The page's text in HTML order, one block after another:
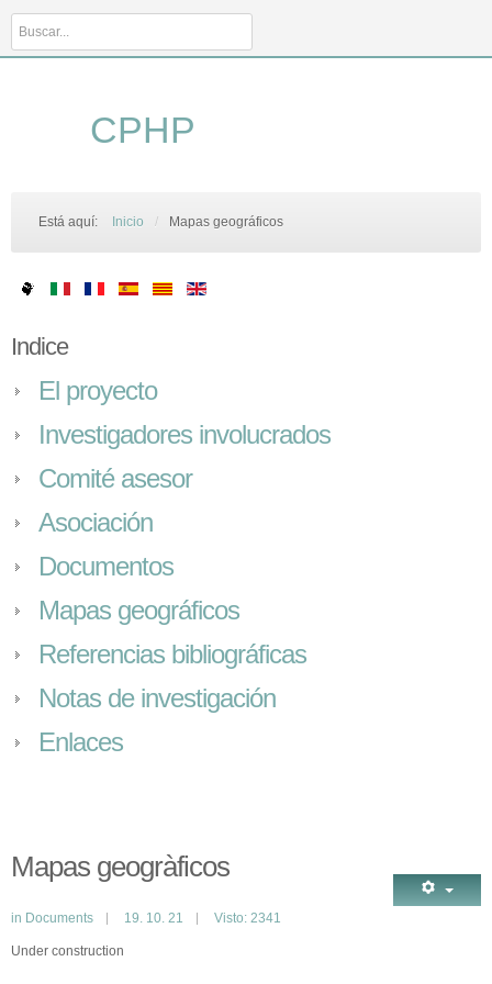
Buscar...
CPHP
Está aquí: Inicio / Mapas geográficos
Indice
El proyecto
Investigadores involucrados
Comité asesor
Asociación
Documentos
Mapas geográficos
Referencias bibliográficas
Notas de investigación
Enlaces
Mapas geogràficos
in Documents 19. 10. 21 Visto: 2341
Under construction